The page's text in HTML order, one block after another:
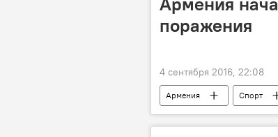
поражения
4 сентября 2016, 22:08
Армения Спорт